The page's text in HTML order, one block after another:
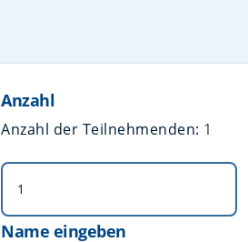
Anzahl
Anzahl der Teilnehmenden: 1
Name eingeben